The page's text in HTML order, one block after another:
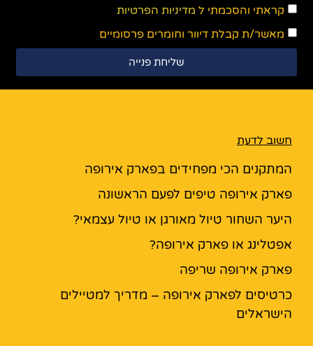
קראתי והסכמתי ל מדיניות הפרטיות
מאשר/ת קבלת דיוור וחומרים פרסומיים
שליחת פנייה
חשוב לדעת
המתקנים הכי מפחידים בפארק אירופה
פארק אירופה טיפים לפעם הראשונה
היער השחור טיול מאורגן או טיול עצמאי?
אפטלינג או פארק אירופה?
פארק אירופה שריפה
כרטיסים לפארק אירופה – מדריך למטיילים
הישראלים